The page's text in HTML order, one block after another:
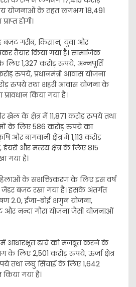
योजनाओं के तहत लगभग 18,491
होगी।
बजट गरीब, किसान, युवा और
तैयार किया गया है। सामाजिक
1,327 करोड़ रुपये, अन्नपूर्ति
रुपये, प्रधानमंत्री आवास योजना
रुपये तथा शहरी आवास योजना के
किया गया है।
खेल के क्षेत्र में 11,871 करोड़ रुपये तथा
के लिए 586 करोड़ रुपये का
और बागवानी क्षेत्र में 1,113 करोड़
और मत्स्य क्षेत्र के लिए 815
गया है।
के सशक्तिकरण के लिए इस वर्ष
बजट रखा गया है। इसके अंतर्गत
2.0, ईजा-बोई शगुन योजना,
और नन्दा गौरा योजना जैसी योजनाओं
में आधारभूत ढांचे को मजबूत करने के
के लिए 2,501 करोड़ रुपये, ऊर्जा क्षेत्र
तथा लघु सिंचाई के लिए 1,642
गया है।